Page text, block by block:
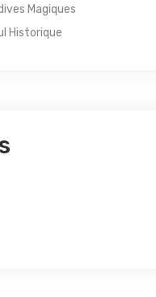
Magiques
Historique